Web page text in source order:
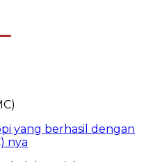
yang berhasil dengan
nya